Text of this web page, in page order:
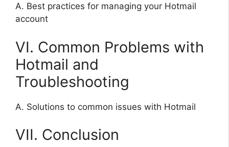
A. Best practices for managing your Hotmail
account
VI. Common Problems with
Hotmail and
Troubleshooting
A. Solutions to common issues with Hotmail
VII. Conclusion